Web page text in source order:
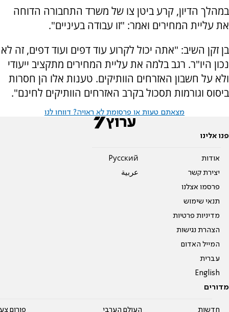
במהלך הדיון, קרע ביטן צו של משרד התחבורה הדוחה
את עליית המחירים ואמר: "זו עבודה בעיניים".
בן זקן השיב: "אתה יכול לקרוע עוד דפים ועוד דפים, זה לא
נכון היו"ר. רגב בלמה את עליית המחירים מתקציב ייעודי
ולא על חשבון האזרחים הוותיקים. טענות אלו הן חסרות
ביסוס וגורמות תסכול בקרב האזרחים הוותיקים לחינם".
מצאתם טעות או פרסומת לא ראויה? דווחו לנו
פנו אלינו
אודות
יצירת קשר
פרסמו אצלנו
תנאי שימוש
מדיניות פרטיות
הצהרת נגישות
המייל האדום
עברית
English
Pусский
عربية
מדורים
חדשות העולם הערבי פורום